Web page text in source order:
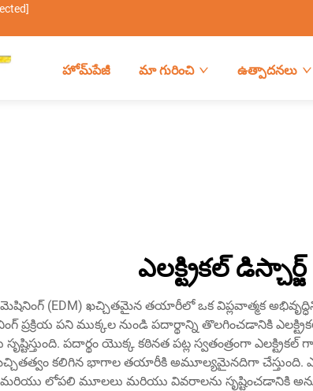
హోమ్‌పేజీ మా గురించి ఉత్పాదనలు
ఎలక్ట్రికల్
మెషినింగ్ (EDM) ఖచ్చితమైన తయారీలో ఒక విప్లవాత్మక
ప్రక్రియ పని ముక్కల నుండి పదార్థాన్ని తొలగించడానికి
పదార్థం యొక్క కఠినత పట్ల స్వతంత్రంగా
కలిగిన భాగాల తయారీకి అమూల్యమైనదిగా చేస్తుంది.
మరియు లోపలి మూలలు మరియు వివరాలను సృష్టించడానికి